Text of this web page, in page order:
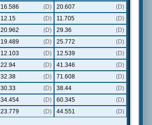
16.586 (D) 20.607
(D)
12.15 (D) 11.705
(D)
20.962 (D) 29.36
(D)
19.489 (D) 25.772
(D)
12.103 (D) 12.539
(D)
22.94 (D) 41.346
(D)
32.38 (D) 71.608
(D)
30.33 (D) 38.44
(D)
34.454 (D) 60.345
(D)
23.779 (D) 44.551
(D)